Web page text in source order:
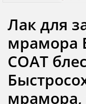
Лак для
мрамора
COAT
мрамора,